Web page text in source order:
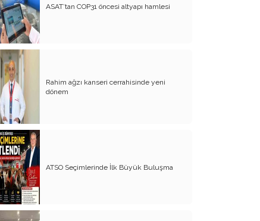
Neşet Ertaş’ın Anısına
Canım Yurdum İnsanları - 1
Bu Yazım Sözde Değil Özde
Müslüman Olan Ülkeler İçindir!!
Aileme Duyduğum Özlem
Kırtasiye Vurgunu
Dijital Çağın Çocukları
Sıcak, Sıcak Çok Sıcak !!
FİKRET OTYAM’IN ANISINA
BİZDE KAÇ ROWAN VAR ACABA?
SANA NE!!
ASAT’tan COP31 öncesi altyapı hamlesi
Rahim ağzı kanseri cerrahisinde yeni
dönem
ATSO Seçimlerinde İlk Büyük Buluşma